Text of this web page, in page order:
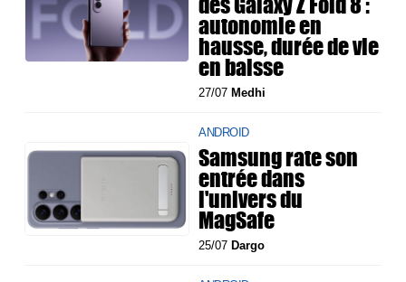
autonomie en
hausse, durée de vie
en baisse
27/07 Medhi
ANDROID
Samsung rate son
entrée dans
l'univers du
MagSafe
25/07 Dargo